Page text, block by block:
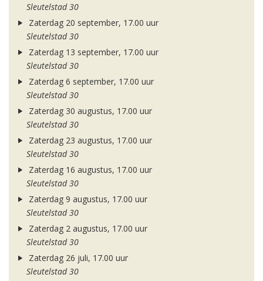
Sleutelstad 30
Zaterdag 20 september, 17.00 uur
Sleutelstad 30
Zaterdag 13 september, 17.00 uur
Sleutelstad 30
Zaterdag 6 september, 17.00 uur
Sleutelstad 30
Zaterdag 30 augustus, 17.00 uur
Sleutelstad 30
Zaterdag 23 augustus, 17.00 uur
Sleutelstad 30
Zaterdag 16 augustus, 17.00 uur
Sleutelstad 30
Zaterdag 9 augustus, 17.00 uur
Sleutelstad 30
Zaterdag 2 augustus, 17.00 uur
Sleutelstad 30
Zaterdag 26 juli, 17.00 uur
Sleutelstad 30